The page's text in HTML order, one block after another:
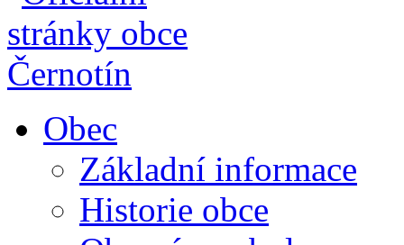
Obec
Základní informace
Historie obce